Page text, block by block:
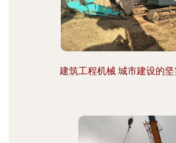
建筑工程机械 城市建设的